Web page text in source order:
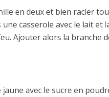
en deux et bien racler
casserole avec le lait et
Ajouter alors la branche
avec le sucre en